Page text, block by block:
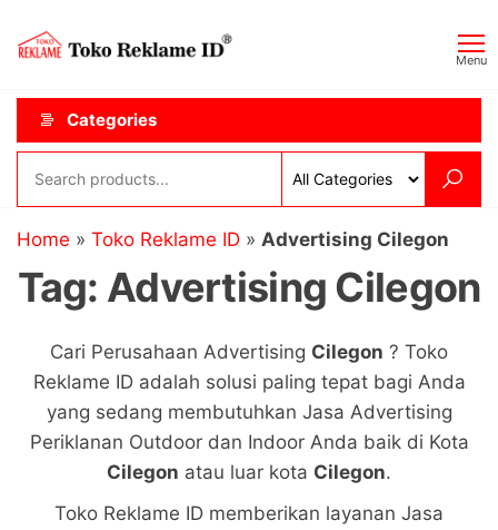
content
ID
Menu
Categories
Home » Toko Reklame ID » Advertising Cilegon
Tag: Advertising Cilegon
Cari Perusahaan Advertising Cilegon ? Toko
Reklame ID adalah solusi paling tepat bagi Anda
yang sedang membutuhkan Jasa Advertising
Periklanan Outdoor dan Indoor Anda baik di Kota
Cilegon atau luar kota Cilegon.
Toko Reklame ID memberikan layanan Jasa